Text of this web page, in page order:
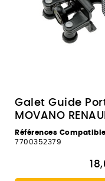
Galet Guide
MOVANO
Références
7700352379